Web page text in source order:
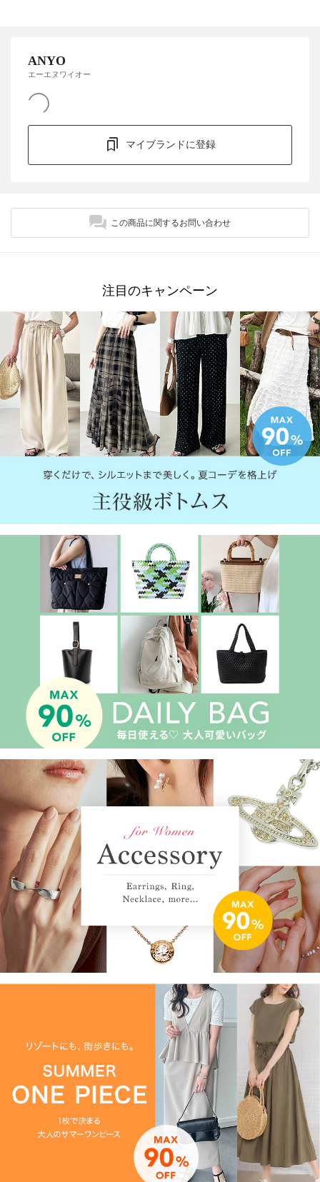
ANYO
エーエヌワイオー
マイブランドに登録
この商品に関するお問い合わせ
注目のキャンペーン